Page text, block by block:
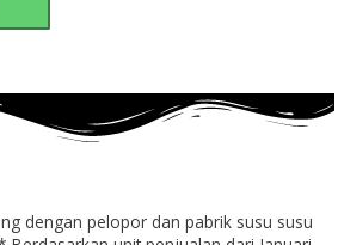
dengan pelopor dan pabrik susu susu